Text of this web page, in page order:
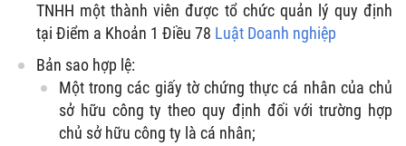
TNHH một thành viên được tổ chức quản lý quy định
tại Điểm a Khoản 1 Điều 78 Luật Doanh nghiệp
Bản sao hợp lệ:
Một trong các giấy tờ chứng thực cá nhân của chủ
sở hữu công ty theo quy định đối với trường hợp
chủ sở hữu công ty là cá nhân;